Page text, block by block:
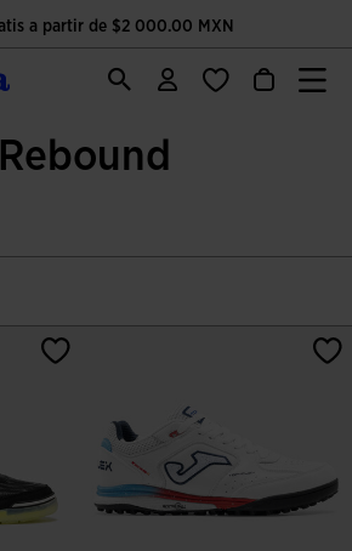
a partir de $2 000.00 MXN